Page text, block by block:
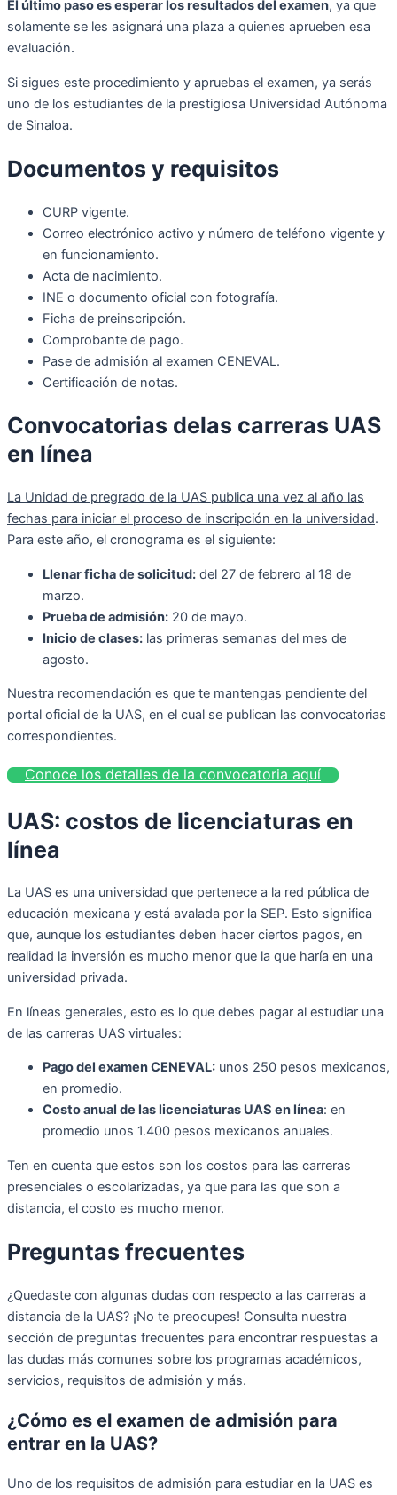
El último paso es esperar los resultados del examen, ya que
solamente se les asignará una plaza a quienes aprueben esa
evaluación.
Si sigues este procedimiento y apruebas el examen, ya serás
uno de los estudiantes de la prestigiosa Universidad Autónoma
de Sinaloa.
Documentos y requisitos
CURP vigente.
Correo electrónico activo y número de teléfono vigente y
en funcionamiento.
Acta de nacimiento.
INE o documento oficial con fotografía.
Ficha de preinscripción.
Comprobante de pago.
Pase de admisión al examen CENEVAL.
Certificación de notas.
Convocatorias delas carreras UAS
en línea
La Unidad de pregrado de la UAS publica una vez al año las
fechas para iniciar el proceso de inscripción en la universidad.
Para este año, el cronograma es el siguiente:
Llenar ficha de solicitud: del 27 de febrero al 18 de
marzo.
Prueba de admisión: 20 de mayo.
Inicio de clases: las primeras semanas del mes de
agosto.
Nuestra recomendación es que te mantengas pendiente del
portal oficial de la UAS, en el cual se publican las convocatorias
correspondientes.
Conoce los detalles de la convocatoria aquí
UAS: costos de licenciaturas en
línea
La UAS es una universidad que pertenece a la red pública de
educación mexicana y está avalada por la SEP. Esto significa
que, aunque los estudiantes deben hacer ciertos pagos, en
realidad la inversión es mucho menor que la que haría en una
universidad privada.
En líneas generales, esto es lo que debes pagar al estudiar una
de las carreras UAS virtuales:
Pago del examen CENEVAL: unos 250 pesos mexicanos,
en promedio.
Costo anual de las licenciaturas UAS en línea: en
promedio unos 1.400 pesos mexicanos anuales.
Ten en cuenta que estos son los costos para las carreras
presenciales o escolarizadas, ya que para las que son a
distancia, el costo es mucho menor.
Preguntas frecuentes
¿Quedaste con algunas dudas con respecto a las carreras a
distancia de la UAS? ¡No te preocupes! Consulta nuestra
sección de preguntas frecuentes para encontrar respuestas a
las dudas más comunes sobre los programas académicos,
servicios, requisitos de admisión y más.
¿Cómo es el examen de admisión para
entrar en la UAS?
Uno de los requisitos de admisión para estudiar en la UAS es